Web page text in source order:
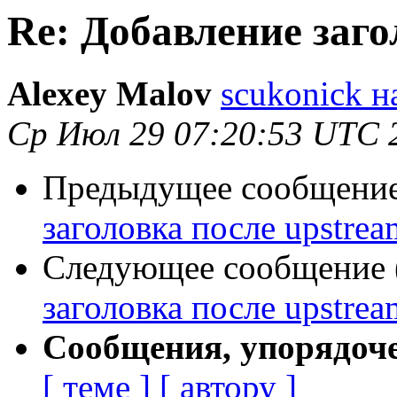
Re: Добавление
Alexey Malov scukonick
Ср Июл 29 07:20:53 UTC
Предыдущее
заголовка после
Следующее сообщение
заголовка после
Сообщения,
[ теме ] [ автору ]